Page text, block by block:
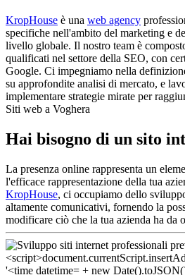
KropHouse è una web agency
specifiche nell'ambito del marketing e
livello globale. Il nostro team è
qualificati nel settore della SEO, con
Google. Ci impegniamo nella
su approfondite analisi di mercato, e
implementare strategie mirate per
Siti web a Voghera
Hai bisogno di un sito
La presenza online rappresenta un
l'efficace rappresentazione della tua
KropHouse, ci occupiamo dello
altamente comunicativi, fornendo la
modificare ciò che la tua azienda ha da